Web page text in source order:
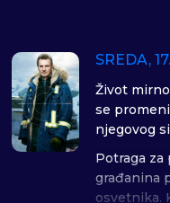
SREDA,
Život
se
njegovog
Potraga za
građanina
osvetnika.